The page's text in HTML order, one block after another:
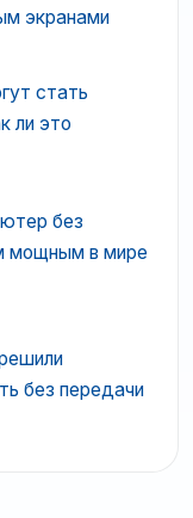
экранами
стать
ли это
без
мощным в мире
без передачи